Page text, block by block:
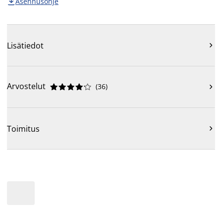
Lisätiedot 
Arvostelut 




 (36) 
Toimitus 